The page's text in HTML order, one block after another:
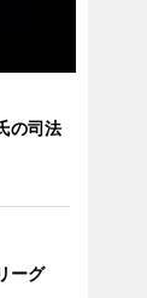
の司法
ーグ